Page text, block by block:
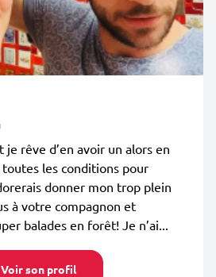
je rêve d’en avoir un alors en
les conditions pour
donner mon trop plein
à votre compagnon et
balades en forêt! Je n’ai...
Voir son profil